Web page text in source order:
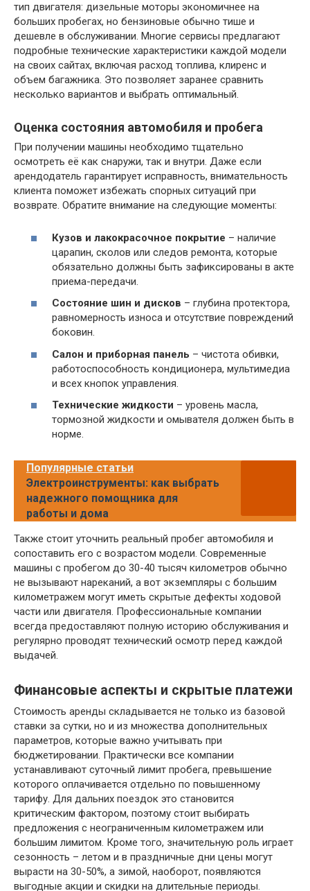
тип двигателя: дизельные моторы экономичнее на
больших пробегах, но бензиновые обычно тише и
дешевле в обслуживании. Многие сервисы предлагают
подробные технические характеристики каждой модели
на своих сайтах, включая расход топлива, клиренс и
объем багажника. Это позволяет заранее сравнить
несколько вариантов и выбрать оптимальный.
Оценка состояния автомобиля и пробега
При получении машины необходимо тщательно
осмотреть её как снаружи, так и внутри. Даже если
арендодатель гарантирует исправность, внимательность
клиента поможет избежать спорных ситуаций при
возврате. Обратите внимание на следующие моменты:
Кузов и лакокрасочное покрытие – наличие
царапин, сколов или следов ремонта, которые
обязательно должны быть зафиксированы в акте
приема-передачи.
Состояние шин и дисков – глубина протектора,
равномерность износа и отсутствие повреждений
боковин.
Салон и приборная панель – чистота обивки,
работоспособность кондиционера, мультимедиа
и всех кнопок управления.
Технические жидкости – уровень масла,
тормозной жидкости и омывателя должен быть в
норме.
Популярные статьи
Электроинструменты: как выбрать
надежного помощника для
работы и дома
Также стоит уточнить реальный пробег автомобиля и
сопоставить его с возрастом модели. Современные
машины с пробегом до 30-40 тысяч километров обычно
не вызывают нареканий, а вот экземпляры с большим
километражем могут иметь скрытые дефекты ходовой
части или двигателя. Профессиональные компании
всегда предоставляют полную историю обслуживания и
регулярно проводят технический осмотр перед каждой
выдачей.
Финансовые аспекты и скрытые платежи
Стоимость аренды складывается не только из базовой
ставки за сутки, но и из множества дополнительных
параметров, которые важно учитывать при
бюджетировании. Практически все компании
устанавливают суточный лимит пробега, превышение
которого оплачивается отдельно по повышенному
тарифу. Для дальних поездок это становится
критическим фактором, поэтому стоит выбирать
предложения с неограниченным километражем или
большим лимитом. Кроме того, значительную роль играет
сезонность – летом и в праздничные дни цены могут
вырасти на 30-50%, а зимой, наоборот, появляются
выгодные акции и скидки на длительные периоды.